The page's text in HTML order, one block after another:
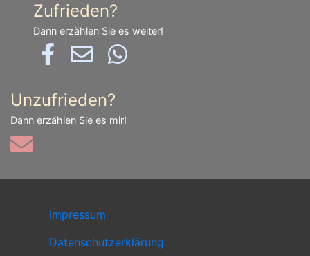
Zufrieden?
Dann erzählen Sie es weiter!
Unzufrieden?
Dann erzählen Sie es mir!
Impressum
Datenschutzerklärung